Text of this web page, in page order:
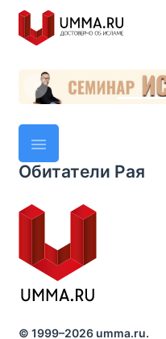
Обитатели Рая
© 1999–2026 umma.ru.